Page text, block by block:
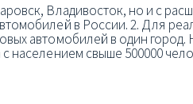
Владивосток, но и с
в России. 2. Для
автомобилей в оди­н
населением свыше 5000­00